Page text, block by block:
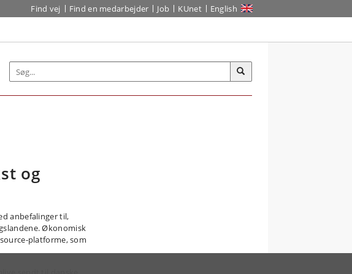
Find vej Find en medarbejder Job KUnet English
og
anbefalinger til,
Økonomisk
platforme, som